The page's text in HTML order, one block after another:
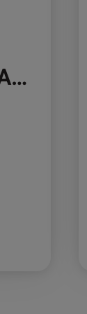
2661 – COHIBA OAK